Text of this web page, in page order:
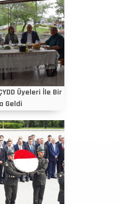
Üyeleri İle Bir
Geldi